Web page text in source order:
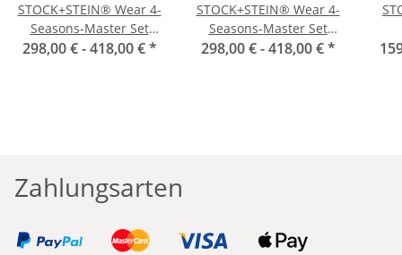
STOCK+STEIN® Wear 4-
Seasons-Master Set
Phantom schwarz
298,00 € -418,00 €*
STOCK+STEIN® Wear 4-
Seasons-Master Set
Seals grün
298,00 € -418,00 €*
Zahlungsarten